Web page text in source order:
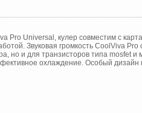
Pro Universal, кулер совместим с
Звуковая громкость CoolViva Pro
но и для транзисторов типа mosfet и
охлаждение. Особый дизайн